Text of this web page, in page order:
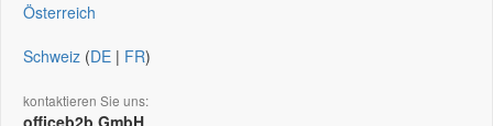
Österreich
Schweiz (DE | FR)
kontaktieren Sie uns:
officeb2b GmbH